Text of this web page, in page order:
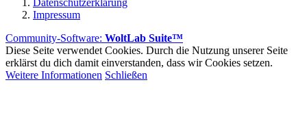
Impressum
Community-Software: WoltLab Suite™
Diese Seite verwendet Cookies. Durch die Nutzung unserer Seite
erklärst du dich damit einverstanden, dass wir Cookies setzen.
Weitere Informationen Schließen